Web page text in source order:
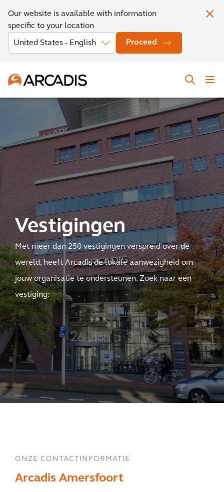
Our website is available with information
specific to your location
Proceed
Vestigingen
Met meer dan 250 vestigingen verspreid over de
wereld, heeft Arcadis de lokale aanwezigheid om
jouw organisatie te ondersteunen. Zoek naar een
vestiging:
ONZE CONTACTINFORMATIE
Arcadis Amersfoort